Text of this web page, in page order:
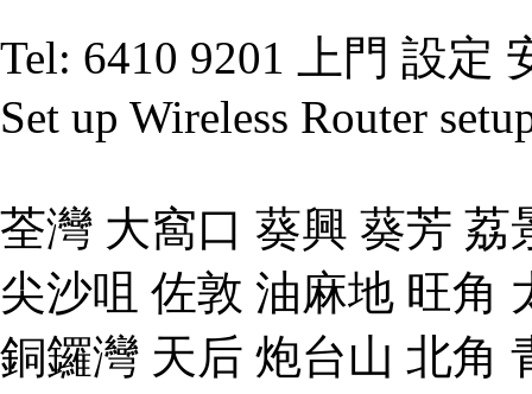
Tel: 6410 9201 上門 設定
Set up Wireless Router
荃灣 大窩口 葵興 葵芳
尖沙咀 佐敦 油麻地 旺角
銅鑼灣 天后 炮台山 北角